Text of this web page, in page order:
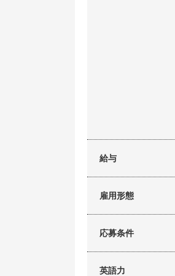
給与
雇用形態
応募条件
英語力